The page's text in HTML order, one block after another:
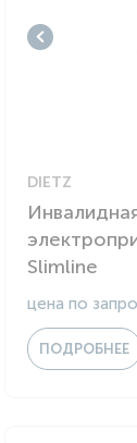
DIETZ
Slimline
цена по
ПОДРОБНЕЕ